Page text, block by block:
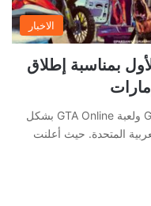
الاخبار
بمناسبة إطلاق
يوافق اليوم موعد توفر لعبة GTA 5 ولعبة GTA Online بشكل
المتحدة. حيث أعلنت